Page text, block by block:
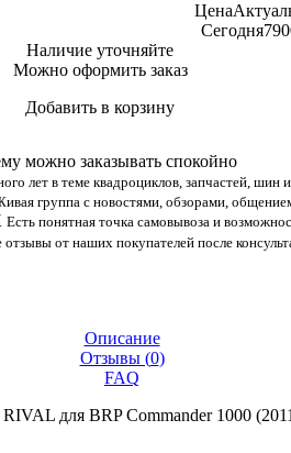
Цена
Сегодня
Наличие уточняйте
Можно оформить заказ
Добавить в корзину
можно заказывать спокойно
лет в теме квадроциклов, запчастей, шин
группа с новостями, обзорами,
Есть понятная точка самовывоза и
отзывы от наших покупателей после
Описание
Отзывы (0)
FAQ
для BRP Commander 1000